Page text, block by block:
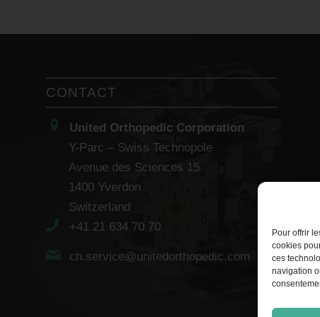
Pour offrir
cookies
ces
navigation
CONTACT
United Orthopedic Corporation
Y-Parc – Swiss Technopole
Avenue des Sciences 15
1400 Yverdon
Switzerland
+41 21 634 70 70
ch.service@unitedorthopedic.com